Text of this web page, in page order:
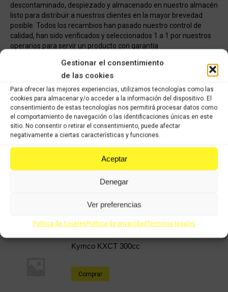
Gestionar el consentimiento
de las cookies
Para ofrecer las mejores experiencias, utilizamos tecnologías como las
cookies para almacenar y/o acceder a la información del dispositivo. El
consentimiento de estas tecnologías nos permitirá procesar datos como
el comportamiento de navegación o las identificaciones únicas en este
sitio. No consentir o retirar el consentimiento, puede afectar
negativamente a ciertas características y funciones.
Aceptar
Denegar
Ver preferencias
Política de CookiesPolítica de privacidadTérminos legales
descontaminado, despiezado y almacenado en nuestro almacén
listo para distribuir a nuestros clientes en la mayor brevedad
posible. Todos los recambios han pasado nuestro control de
calidad, han sido verificados y seleccionados 1 a 1 por nuestros
operarios para servir un producto con garantía
COMPRAR
Categorías:Recambios ocasión Kymco ,KYMCO SUPERDINK 125cc
(2009 -2016) ,KYMCO SUPERDINK 300cc (2009-2016)
Share this product
Share
on
Productos relacionados
Kymco KXCT 300cc
Comprar